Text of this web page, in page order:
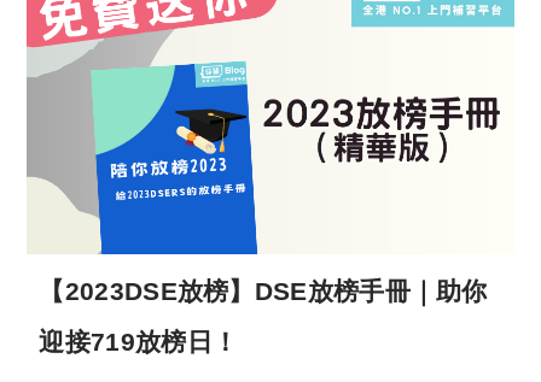
【2023DSE放榜】DSE放榜手冊｜助你
迎接719放榜日！